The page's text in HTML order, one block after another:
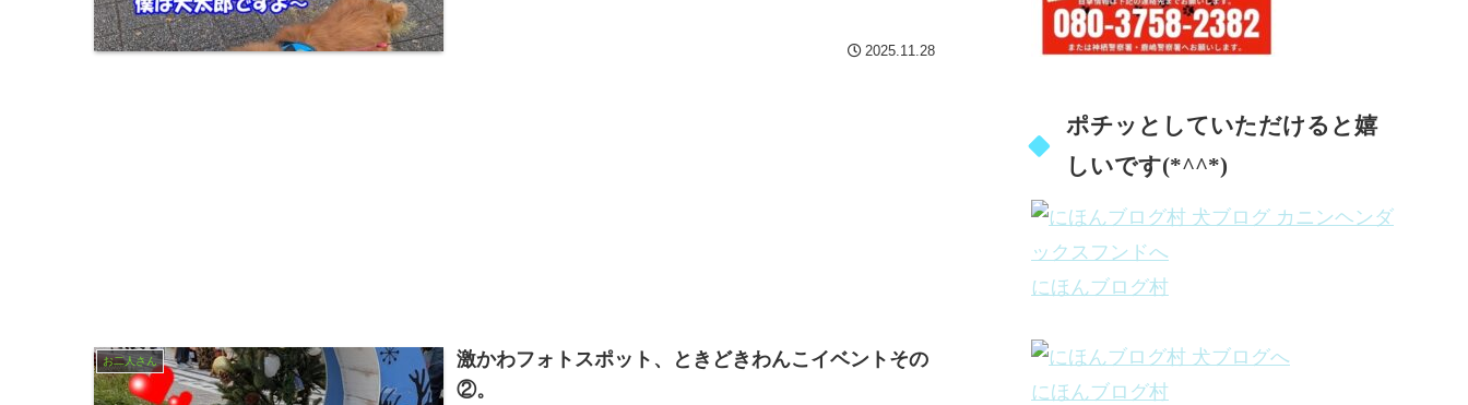
2025.11.28
お二人さん
激かわフォトスポット、ときどきわんこイベントその
②。
ポチッとしていただけると嬉
しいです(*^^*)
にほんブログ村
にほんブログ村